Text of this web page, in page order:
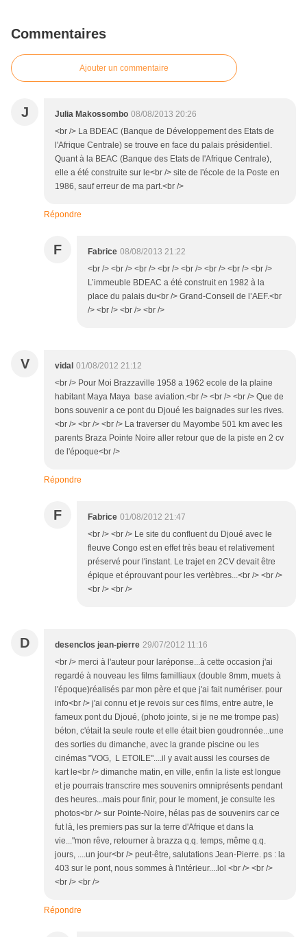
Commentaires
Ajouter un commentaire
J Julia Makossombo 08/08/2013 20:26
<br /> La BDEAC (Banque de Développement des Etats de
l'Afrique Centrale) se trouve en face du palais présidentiel.
Quant à la BEAC (Banque des Etats de l'Afrique Centrale),
elle a été construite sur le<br /> site de l'école de la Poste en
1986, sauf erreur de ma part.<br />
Répondre
F Fabrice 08/08/2013 21:22
<br /> <br /> <br /> <br /> <br /> <br /> <br /> <br />
L’immeuble BDEAC a été construit en 1982 à la
place du palais du<br /> Grand-Conseil de l’AEF.<br
/> <br /> <br /> <br />
V vidal 01/08/2012 21:12
<br /> Pour Moi Brazzaville 1958 a 1962 ecole de la plaine
habitant Maya Maya base aviation.<br /> <br /> <br /> Que de
bons souvenir a ce pont du Djoué les baignades sur les rives.
<br /> <br /> <br /> La traverser du Mayombe 501 km avec les
parents Braza Pointe Noire aller retour que de la piste en 2 cv
de l'époque<br />
Répondre
F Fabrice 01/08/2012 21:47
<br /> <br /> Le site du confluent du Djoué avec le
fleuve Congo est en effet très beau et relativement
préservé pour l'instant. Le trajet en 2CV devait être
épique et éprouvant pour les vertèbres...<br /> <br />
<br /> <br />
D desenclos jean-pierre 29/07/2012 11:16
<br /> merci à l'auteur pour laréponse...à cette occasion j'ai
regardé à nouveau les films familliaux (double 8mm, muets à
l'époque)réalisés par mon père et que j'ai fait numériser. pour
info<br /> j'ai connu et je revois sur ces films, entre autre, le
fameux pont du Djoué, (photo jointe, si je ne me trompe pas)
béton, c'était la seule route et elle était bien goudronnée...une
des sorties du dimanche, avec la grande piscine ou les
cinémas "VOG, L ETOILE"....il y avait aussi les courses de
kart le<br /> dimanche matin, en ville, enfin la liste est longue
et je pourrais transcrire mes souvenirs omniprésents pendant
des heures...mais pour finir, pour le moment, je consulte les
photos<br /> sur Pointe-Noire, hélas pas de souvenirs car ce
fut là, les premiers pas sur la terre d'Afrique et dans la
vie..."mon rêve, retourner à brazza q.q. temps, même q.q.
jours, ....un jour<br /> peut-être, salutations Jean-Pierre. ps : la
403 sur le pont, nous sommes à l'intérieur....lol <br /> <br />
<br /> <br />
Répondre